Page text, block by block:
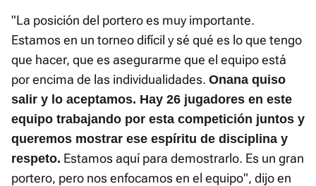
"La posición del portero es muy importante.
Estamos en un torneo difícil y sé qué es lo que tengo
que hacer, que es asegurarme que el equipo está
por encima de las individualidades. Onana quiso
salir y lo aceptamos. Hay 26 jugadores en este
equipo trabajando por esta competición juntos y
queremos mostrar ese espíritu de disciplina y
respeto. Estamos aquí para demostrarlo. Es un gran
portero, pero nos enfocamos en el equipo", dijo en